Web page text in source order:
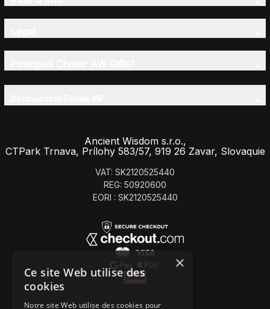
Ancient Wisdom s.r.o.,
CTPark Trnava, Prílohy 583/57, 919 26 Zavar, Slovaquie
VAT: SK2120525440
REG: 50920600
EORI : SK2120525440
×
Ce site Web utilise des
cookies
Notre site Web utilise des cookies pour